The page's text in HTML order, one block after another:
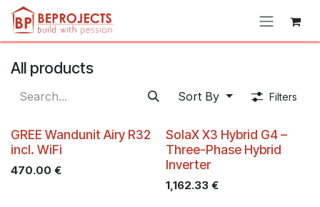
Skip to Content
All products
Sort By Filters
GREE Wandunit Airy R32
incl. WiFi
470.00 €
SolaX X3 Hybrid G4 –
Three-Phase Hybrid
Inverter
1,162.33€